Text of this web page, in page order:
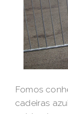
Fomos
cadeiras